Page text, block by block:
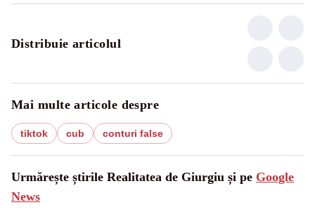
Distribuie articolul
Mai multe articole despre
tiktok cub conturi false
Urmărește știrile Realitatea de Giurgiu și pe Google
News